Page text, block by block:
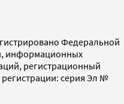
Федеральной
информационных
регистрационный
серия Эл №